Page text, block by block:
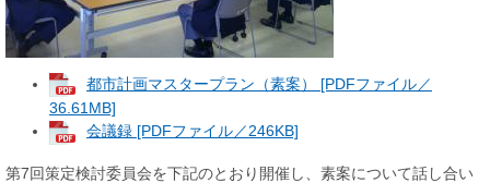
都市計画マスタープラン（素案） [PDFファイル／
36.61MB]
会議録 [PDFファイル／246KB]
第7回策定検討委員会を下記のとおり開催し、素案について話し合い